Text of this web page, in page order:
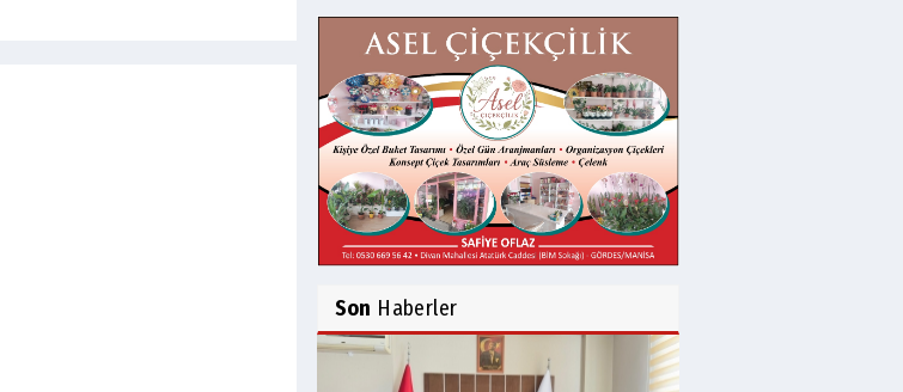
Röportaj Serisi-46: Konuk
=Prof.Dr.Hakan Atalay
(Psikanaliz)
Hüseyin TUNÇAY
Gökçeada Gezimiz-IV
İsmail AYBEY
Belma Sebil'i Tanıyor
Musunuz?
Son Haberler